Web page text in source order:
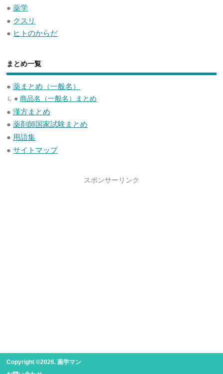
●薬学
● クスリ
● ヒトのからだ
まとめ一覧
●薬まとめ（一般名）
●商品名（一般名）まとめ
●漢方まとめ
●薬剤師国家試験まとめ
● 用語集
●サイトマップ
スポンサーリンク
Copyright ©2026. 薬学マン